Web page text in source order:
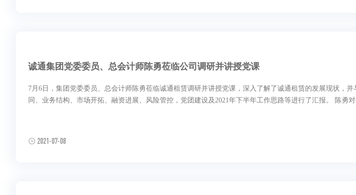
诚通集团党委委员、总会计师陈勇莅临公司调研并讲授党课
7月6日，集团党委委员、总会计师陈勇莅临诚通租赁调研并讲授党课，深入了解了诚通租赁的发展现状，并与员工亲切交流。 公司总经理俞雄伟代表经营层，就公司
同、业务结构
2021-07-08